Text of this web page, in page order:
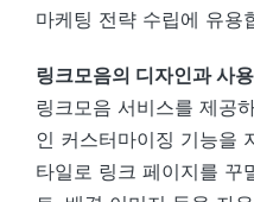
마케팅 전략 수립에 유용
링크모음의 디자인과 사
링크모음 서비스를 제공
인 커스터마이징 기능을
타일로 링크 페이지를 꾸